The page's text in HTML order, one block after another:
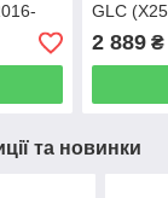
GLC
2019
2 889₴
та новинки